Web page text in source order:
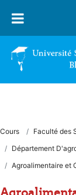
Cours
Faculté des
Département
Agroalimentaire et